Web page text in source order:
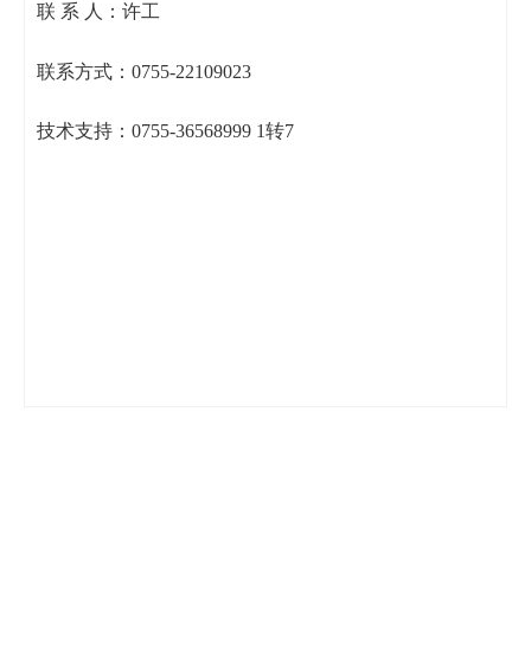
联 系 人：许工
联系方式：0755-22109023
技术支持：0755-36568999 1转7